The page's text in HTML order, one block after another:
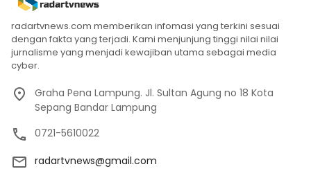
radartvnews.com memberikan infomasi yang terkini sesuai
dengan fakta yang terjadi. Kami menjunjung tinggi nilai nilai
jurnalisme yang menjadi kewajiban utama sebagai media
cyber.
Graha Pena Lampung. Jl. Sultan Agung no 18 Kota
Sepang Bandar Lampung
0721-5610022
radartvnews@gmail.com